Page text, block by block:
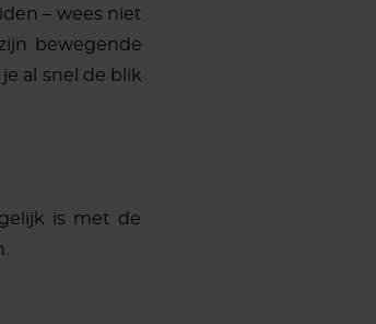
– wees niet
bewegende
al snel de blik
is met de